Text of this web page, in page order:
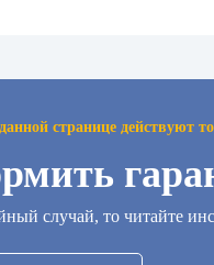
странице действуют
случай, то читайте